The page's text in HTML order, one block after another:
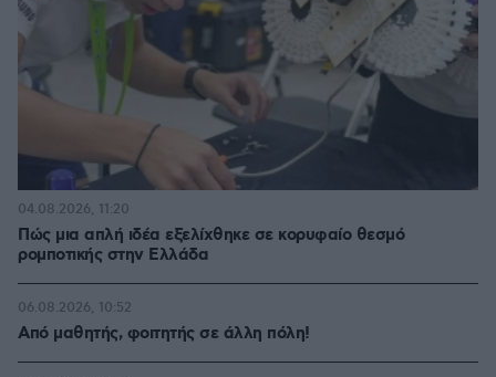
Πώς μια απλή ιδέα εξελίχθηκε σε κορυφαίο θεσμό
ρομποτικής στην Ελλάδα
04.08.2026, 11:20
Από μαθητής, φοιτητής σε άλλη πόλη!
06.08.2026, 10:52